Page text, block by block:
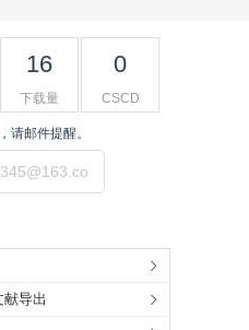
16
下载量
0
CSCD
请邮件提醒。
献导出